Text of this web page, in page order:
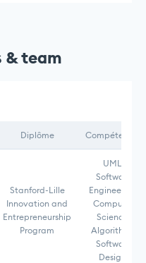
& team
Diplôme Compétences
Stanford-Lille
Innovation and
Entrepreneurship
Program
UML,
Software
Engineering,
Computer
Science,
Algorithms,
Software
Design,